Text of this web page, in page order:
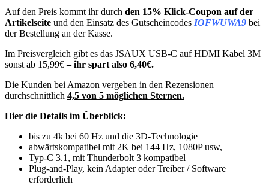
Auf den Preis kommt ihr durch den 15% Klick-Coupon auf der
Artikelseite und den Einsatz des Gutscheincodes IOFWUWA9 bei
der Bestellung an der Kasse.
Im Preisvergleich gibt es das JSAUX USB-C auf HDMI Kabel 3M
sonst ab 15,99€– ihr spart also 6,40€.
Die Kunden bei Amazon vergeben in den Rezensionen
durchschnittlich 4,5 von 5 möglichen Sternen.
Hier die Details im Überblick:
bis zu 4k bei 60 Hz und die 3D-Technologie
abwärtskompatibel mit 2K bei 144 Hz, 1080P usw,
Typ-C 3.1, mit Thunderbolt 3 kompatibel
Plug-and-Play, kein Adapter oder Treiber / Software
erforderlich